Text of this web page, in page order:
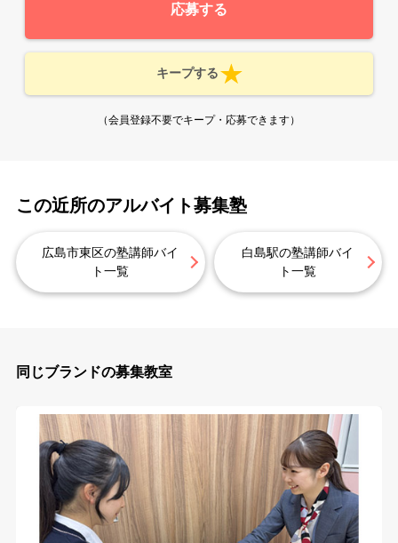
応募する
キープする
（会員登録不要でキープ・応募できます）
この近所のアルバイト募集塾
広島市東区の塾講師バイ
ト一覧
白島駅の塾講師バイ
ト一覧
同じブランドの募集教室